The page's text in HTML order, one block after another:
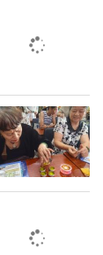
图
笑语。
解孩子
在路过
离危险
护
孩子们
宝贝也